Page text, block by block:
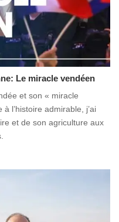
Le miracle vendéen
et son « miracle
l’histoire admirable, j’ai
et de son agriculture aux